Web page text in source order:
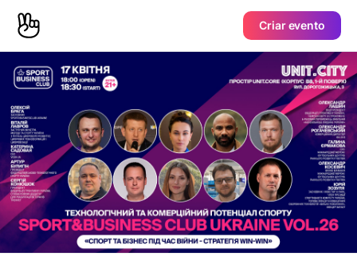
Criar evento